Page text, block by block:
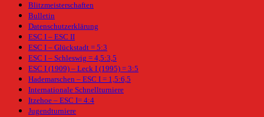
Blitzmeisterschaften
Bulletin
Datenschutzerklärung
ESC I – ESC II
ESC I – Glückstadt = 5:3
ESC I – Schleswig = 4,5:3,5
ESC I (1909) – Leck I (1995) = 3:5
Hademarschen – ESC I = 1,5:6,5
Internationale Schnellturniere
Itzehoe – ESC I= 4:4
Jugendturniere